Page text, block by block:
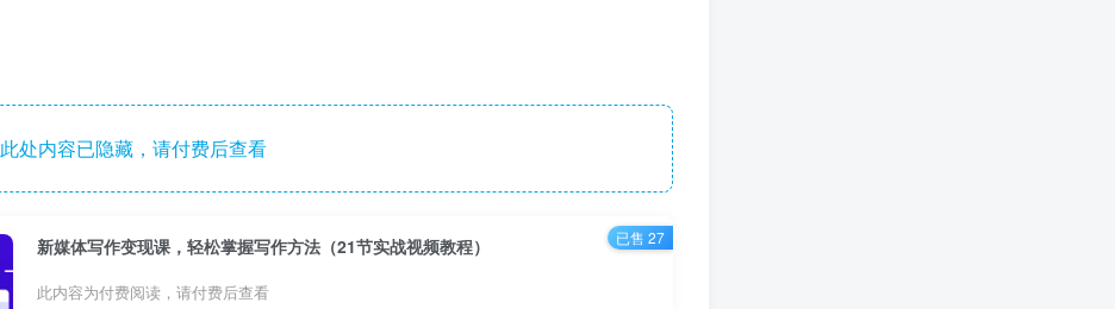
此处内容已隐藏，请付费后查看
新媒体写作变现课，轻松掌握写作方法（21节实战视频教程）
此内容为付费阅读，请付费后查看
已售 27